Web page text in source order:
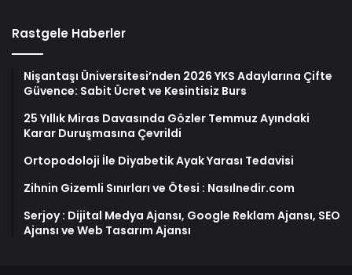
Rastgele Haberler
Nişantaşı Üniversitesi’nden 2026 YKS Adaylarına Çifte
Güvence: Sabit Ücret ve Kesintisiz Burs
25 Yıllık Miras Davasında Gözler Temmuz Ayındaki
Karar Duruşmasına Çevrildi
Ortopodoloji İle Diyabetik Ayak Yarası Tedavisi
Zihnin Gizemli Sınırları ve Ötesi : Nasılnedir.com
Serjoy : Dijital Medya Ajansı, Google Reklam Ajansı, SEO
Ajansı ve Web Tasarım Ajansı